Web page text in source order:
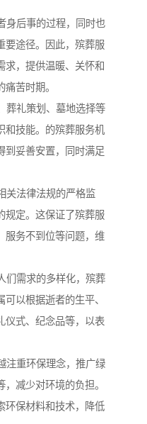
身后事的过程，同时也
要途径。因此，殡葬服
求，提供温暖、关怀和
苦时期。
葬礼策划、墓地选择等
和技能。的殡葬服务机
到妥善安置，同时满足
关法律法规的严格监
规定。这保证了殡葬服
服务不到位等问题，维
们需求的多样化，殡葬
以根据逝者的生平、
仪式、纪念品等，以表
注重环保理念，推广绿
减少对环境的负担。
环保材料和技术，降低